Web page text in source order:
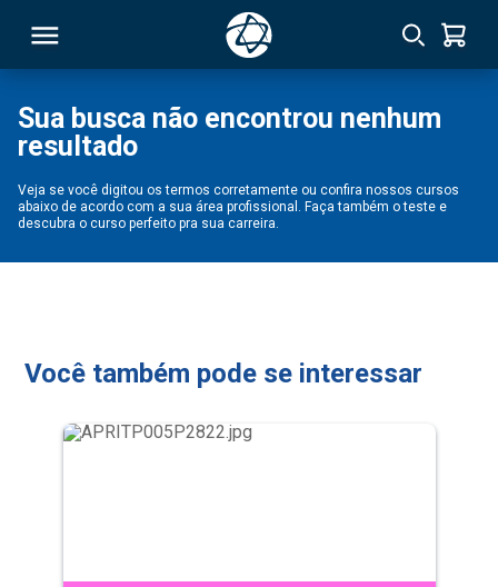
Sua busca não encontrou nenhum
resultado
Veja se você digitou os termos corretamente ou confira nossos cursos
abaixo de acordo com a sua área profissional. Faça também o teste e
descubra o curso perfeito pra sua carreira.
Você também pode se interessar